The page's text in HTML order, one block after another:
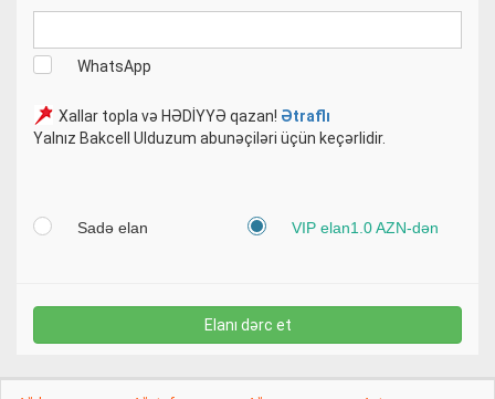
WhatsApp
Xallar topla və HƏDİYYƏ qazan! Ətraflı
Yalnız Bakcell Ulduzum abunəçiləri üçün keçərlidir.
Sadə elan VIP elan1.0 AZN-dən
Elanı dərc et